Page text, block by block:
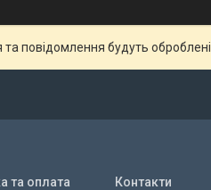
повідомлення будуть
та оплата Контакти